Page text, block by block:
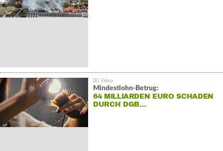
Mindestlohn-Betrug:
64 MILLIARDEN EURO SCHADEN
DURCH DGB…